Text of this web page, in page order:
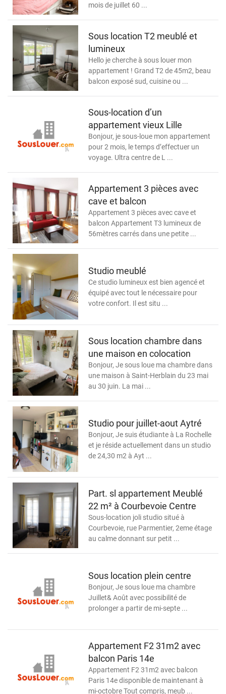
mois de juillet 60 ...
Sous location T2 meublé et
lumineux
Hello je cherche à sous louer mon
appartement ! Grand T2 de 45m2, beau
balcon exposé sud, cuisine ou ...
Sous-location d’un
appartement vieux Lille
Bonjour, je sous-loue mon appartement
pour 2 mois, le temps d’effectuer un
voyage. Ultra centre de L ...
Appartement 3 pièces avec
cave et balcon
Appartement 3 pièces avec cave et
balcon Appartement T3 lumineux de
56mètres carrés dans une petite ...
Studio meublé
Ce studio lumineux est bien agencé et
équipé avec tout le nécessaire pour
votre confort. Il est situ ...
Sous location chambre dans
une maison en colocation
Bonjour, Je sous loue ma chambre dans
une maison à Saint-Herblain du 23 mai
au 30 juin. La mai ...
Studio pour juillet-aout Aytré
Bonjour, Je suis étudiante à La Rochelle
et je réside actuellement dans un studio
de 24,30 m2 à Ayt ...
Part. sl appartement Meublé
22 m² à Courbevoie Centre
Sous-location joli studio situé à
Courbevoie, rue Parmentier, 2eme étage
au calme donnant sur petit ...
Sous location plein centre
Bonjour, Je sous loue ma chambre
Juillet& Août avec possibilité de
prolonger a partir de mi-septe ...
Appartement F2 31m2 avec
balcon Paris 14e
Appartement F2 31m2 avec balcon
Paris 14e disponible de maintenant à
mi-octobre Tout compris, meub ...